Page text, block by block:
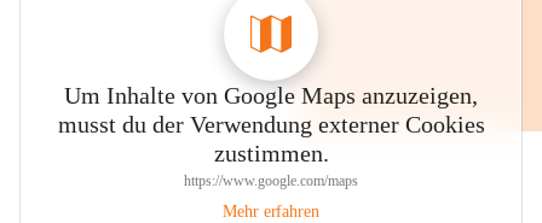
Um Inhalte von Google Maps anzuzeigen,
musst du der Verwendung externer Cookies
zustimmen.
https://www.google.com/maps
Mehr erfahren